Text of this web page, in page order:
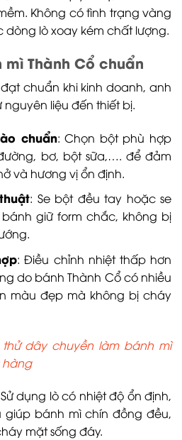
Không có tình trạng vàng
lò xoay kém chất lượng.
Thành Cổ chuẩn
chuẩn khi kinh doanh, anh
liệu đến thiết bị.
chuẩn: Chọn bột phù hợp
bơ, bột sữa,…. để đảm
và hương vị ổn định.
: Se bột đều tay hoặc se
giữ form chắc, không bị
: Điều chỉnh nhiệt thấp hơn
do bánh Thành Cổ có nhiều
màu đẹp mà không bị cháy
thử dây chuyền làm bánh mì
hàng
dụng lò có nhiệt độ ổn định,
giúp bánh mì chín đồng đều,
mặt sống đáy.